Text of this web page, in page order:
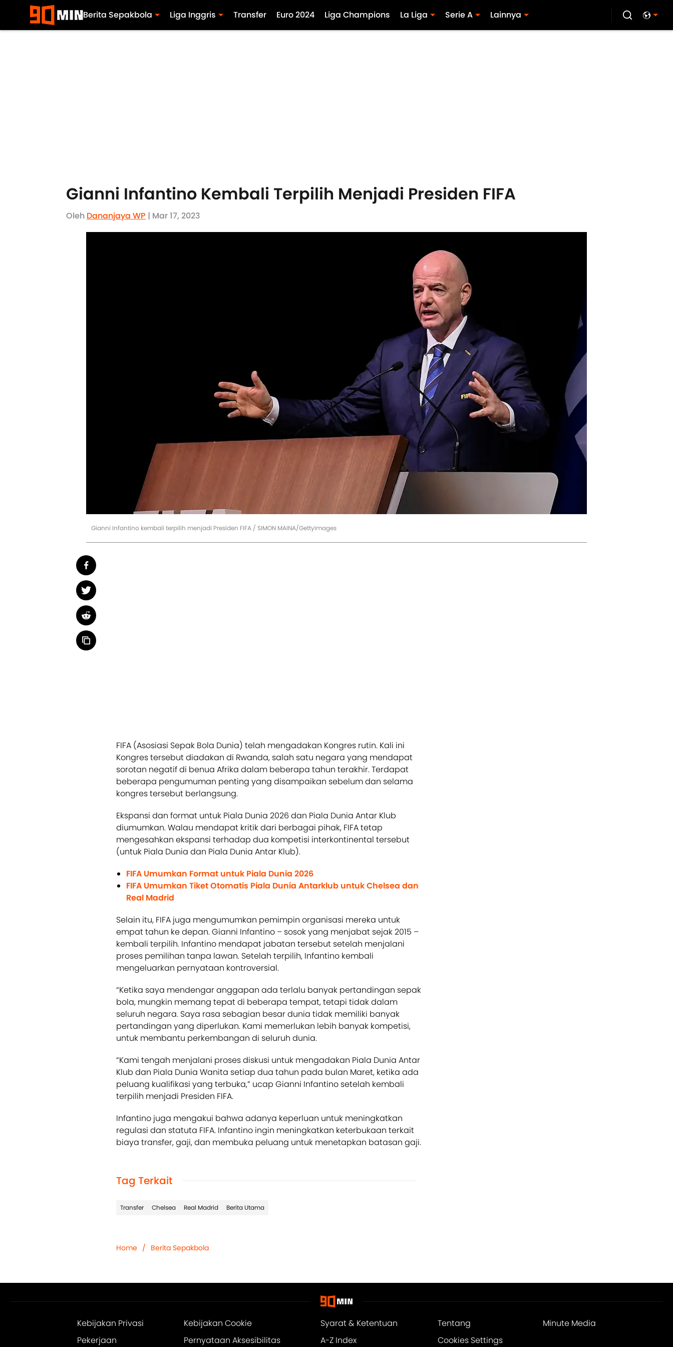
Berita Sepakbola Liga Inggris Transfer Euro 2024 Liga Champions La Liga Serie A Lainnya
Gianni Infantino Kembali Terpilih Menjadi Presiden FIFA
Oleh Dananjaya WP | Mar 17, 2023
Gianni Infantino kembali terpilih menjadi Presiden FIFA / SIMON MAINA/GettyImages
FIFA (Asosiasi Sepak Bola Dunia) telah mengadakan Kongres rutin. Kali ini
Kongres tersebut diadakan di Rwanda, salah satu negara yang mendapat
sorotan negatif di benua Afrika dalam beberapa tahun terakhir. Terdapat
beberapa pengumuman penting yang disampaikan sebelum dan selama
kongres tersebut berlangsung.
Ekspansi dan format untuk Piala Dunia 2026 dan Piala Dunia Antar Klub
diumumkan. Walau mendapat kritik dari berbagai pihak, FIFA tetap
mengesahkan ekspansi terhadap dua kompetisi interkontinental tersebut
(untuk Piala Dunia dan Piala Dunia Antar Klub).
FIFA Umumkan Format untuk Piala Dunia 2026
FIFA Umumkan Tiket Otomatis Piala Dunia Antarklub untuk Chelsea dan
Real Madrid
Selain itu, FIFA juga mengumumkan pemimpin organisasi mereka untuk
empat tahun ke depan. Gianni Infantino – sosok yang menjabat sejak 2015 –
kembali terpilih. Infantino mendapat jabatan tersebut setelah menjalani
proses pemilihan tanpa lawan. Setelah terpilih, Infantino kembali
mengeluarkan pernyataan kontroversial.
“Ketika saya mendengar anggapan ada terlalu banyak pertandingan sepak
bola, mungkin memang tepat di beberapa tempat, tetapi tidak dalam
seluruh negara. Saya rasa sebagian besar dunia tidak memiliki banyak
pertandingan yang diperlukan. Kami memerlukan lebih banyak kompetisi,
untuk membantu perkembangan di seluruh dunia.
“Kami tengah menjalani proses diskusi untuk mengadakan Piala Dunia Antar
Klub dan Piala Dunia Wanita setiap dua tahun pada bulan Maret, ketika ada
peluang kualifikasi yang terbuka,” ucap Gianni Infantino setelah kembali
terpilih menjadi Presiden FIFA.
Infantino juga mengakui bahwa adanya keperluan untuk meningkatkan
regulasi dan statuta FIFA. Infantino ingin meningkatkan keterbukaan terkait
biaya transfer, gaji, dan membuka peluang untuk menetapkan batasan gaji.
Tag Terkait
Transfer Chelsea Real Madrid Berita Utama
Home / Berita Sepakbola
Kebijakan Privasi Kebijakan Cookie Syarat & Ketentuan Tentang
Minute Media
Pekerjaan
Pernyataan Aksesibilitas A-Z Index Cookies Settings